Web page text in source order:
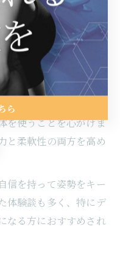
ンピラティスで背中
えることがポイントで
しい姿勢を意識した動
人を目指せます。
や骨盤の安定です。
がら、肩や首に力が入
を使うことを心がけま
と柔軟性の両方を高め
信を持って姿勢をキー
体験談も多く、特にデ
なる方におすすめされ
ら
ら